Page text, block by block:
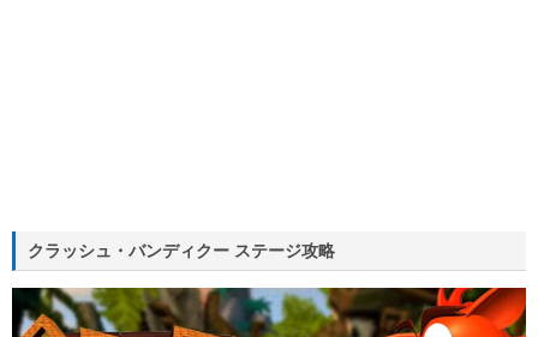
クラッシュ・バンディクー ステージ攻略